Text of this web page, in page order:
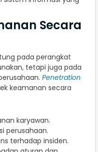
Secara
pada perangkat
tetapi juga pada
Penetration
keamanan secara
karyawan.
perusahaan.
terhadap insiden.